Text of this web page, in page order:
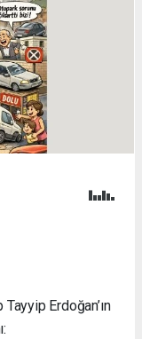
Erdoğan’ın